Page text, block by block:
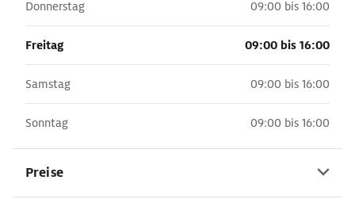
Donnerstag 09:00 bis 16:00
Freitag 09:00 bis 16:00
Samstag 09:00 bis 16:00
Sonntag 09:00 bis 16:00
Preise